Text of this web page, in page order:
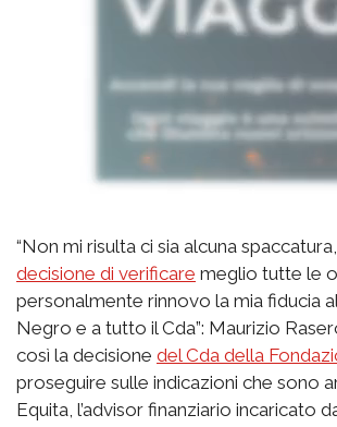
“Non mi risulta ci sia alcuna
decisione di verificare meglio tutte le
personalmente rinnovo la mia fiducia
Negro e a tutto il Cda”: Maurizio
così la decisione del Cda della
proseguire sulle indicazioni che sono
Equita, l’advisor finanziario incaricato